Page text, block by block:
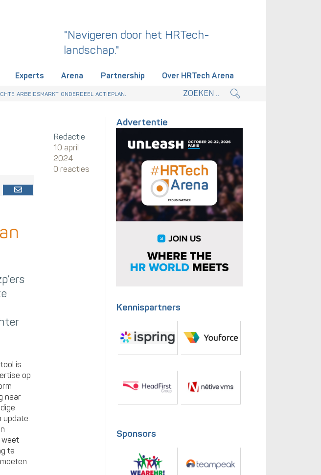
"Navigeren door het HRTech-
landschap."
Experts Arena Partnership
Over HRTech Arena
arbeidsmarkt onderdeel actieplan.
Redactie
10 april
2024
0 reacties
is
op
naar
update.
weet
te
Advertentie
Kennispartners
Sponsors